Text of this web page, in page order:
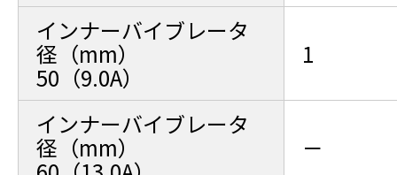
インナーバイブレータ
径（mm）
50（9.0A）
1
インナーバイブレータ
径（mm） －